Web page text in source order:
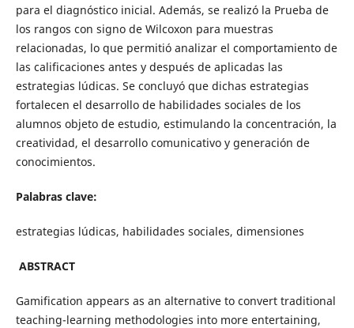
para el diagnóstico inicial. Además, se realizó la Prueba de
los rangos con signo de Wilcoxon para muestras
relacionadas, lo que permitió analizar el comportamiento de
las calificaciones antes y después de aplicadas las
estrategias lúdicas. Se concluyó que dichas estrategias
fortalecen el desarrollo de habilidades sociales de los
alumnos objeto de estudio, estimulando la concentración, la
creatividad, el desarrollo comunicativo y generación de
conocimientos.
Palabras clave:
estrategias lúdicas, habilidades sociales, dimensiones
ABSTRACT
Gamification appears as an alternative to convert traditional
teaching-learning methodologies into more entertaining,